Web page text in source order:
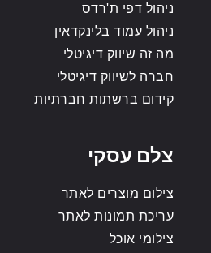
ניהול דפי ת'רדס
ניהול עמוד בלינקדאין
מה זה שיווק דיגיטלי
חברה לשיווק דיגיטלי
קידום ברשתות חברתיות
צלם עסקי
צילום מוצרים לאתר
עריכת תמונות לאתר
צילומי אוכל